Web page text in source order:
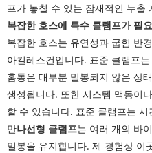
프가 놓칠 수 있는 잠재적인 누출
복잡한 호스에 특수 클램프가 필
복잡한 호스는 유연성과 굽힘 반
아킬레스건입니다. 표준 클램프
홈통은 대부분 밀봉되지 않은 상
생성됩니다. 또한 시스템 맥동이
할 수 있습니다. 표준 클램프는
만나선형 클램프는 여러 개의 바
밀봉을 유지합니다. 제 경험상 이